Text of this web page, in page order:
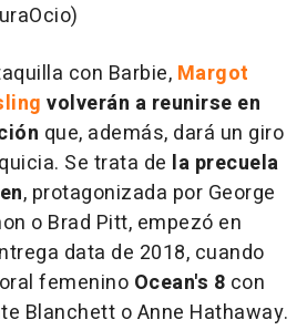
con Barbie, Margot
volverán a reunirse en
que, además, dará un giro
Se trata de la precuela
, protagonizada por George
o Brad Pitt, empezó en
data de 2018, cuando
femenino Ocean's 8 con
Blanchett o Anne Hathaway.